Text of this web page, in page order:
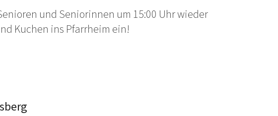
und Seniorinnen um 15:00 Uhr wieder
Kuchen ins Pfarrheim ein!